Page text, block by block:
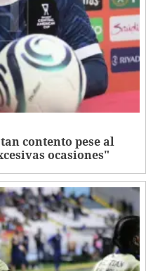
contento pese al
ocasiones"